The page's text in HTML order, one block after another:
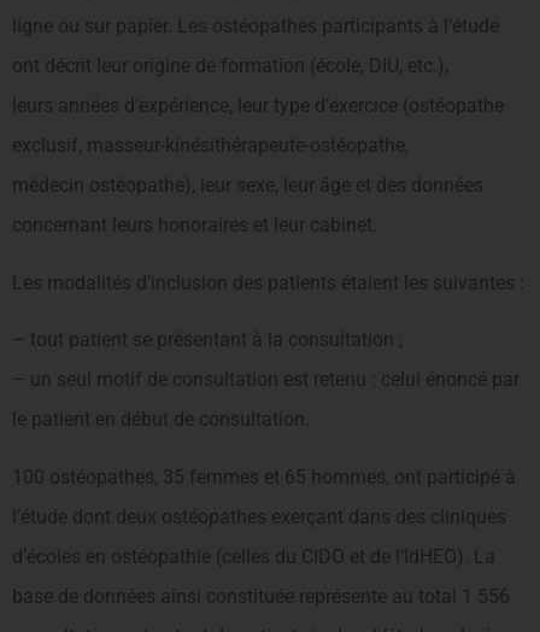
ligne ou sur papier. Les ostéopathes participants à l’étude
ont décrit leur origine de formation (école, DIU, etc.),
leurs années d’expérience, leur type d’exercice (ostéopathe
exclusif, masseur-kinésithérapeute-ostéopathe,
médecin ostéopathe), leur sexe, leur âge et des données
concernant leurs honoraires et leur cabinet.
Les modalités d’inclusion des patients étaient les suivantes :
– tout patient se présentant à la consultation ;
– un seul motif de consultation est retenu : celui énoncé par
le patient en début de consultation.
100 ostéopathes, 35 femmes et 65 hommes, ont participé à
l’étude dont deux ostéopathes exerçant dans des cliniques
d’écoles en ostéopathie (celles du CIDO et de l’IdHEO). La
base de données ainsi constituée représente au total 1 556